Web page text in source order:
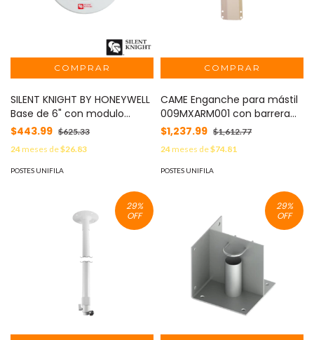
SILENT KNIGHT BY HONEYWELL
Base de 6" con modulo
aislador para detecto
análogos Silent Knight MOD:
SD5056IB
$443.99 $625.33
24meses de$26.83
POSTES UNIFILA
CAME Enganche para mástil
009MXARM001 con barrera
GARD4 (001G4140Z / G3750)
/ 8 orificios para tornillería /
SOPCAM MOD: 009-MX-027
$1,237.99 $1,612.77
24meses de$74.81
POSTES UNIFILA
29%
OFF
29%
OFF